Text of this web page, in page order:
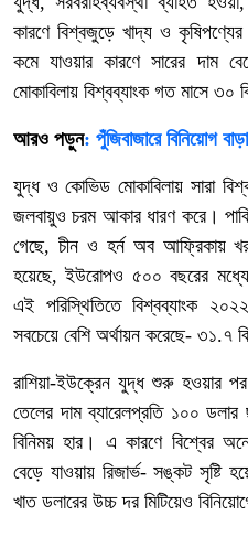
কারণে বিশ্বজুড়ে খাদ্য ও কৃষিপণ্যের
কমে যাওয়ার কারণে সারের দাম
মোকাবিলায় বিশ্বব্যাংক গত মাসে ৩০
আরও পড়ুন: পুঁজিবাজারে বিনিয়োগ
যুদ্ধ ও কোভিড মোকাবিলায় সারা
জলবায়ুও চরম আকার ধারণ করে।
গেছে, চীন ও হর্ন অব আফ্রিকায়
হয়েছে, ইউরোপও ৫০০ বছরের মধ্যে
এই পরিস্থিতিতে বিশ্বব্যাংক
সবচেয়ে বেশি অর্থায়ন করেছে- ৩১.৭
রাশিয়া-ইউক্রেন যুদ্ধ শুরু হওয়ার
তেলের দাম ব্যারেলপ্রতি ১০০ ডলার
বিনিময় হার। এ কারণে বিশ্বের
বেড়ে যাওয়ায় রিজার্ভ- সঙ্কট সৃষ্টি
খাত ডলারের উচ্চ দর মিটিয়েও